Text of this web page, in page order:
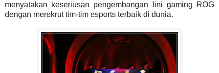
menyatakan keseriusan pengembangan lini gaming ROG
dengan merekrut tim-tim esports terbaik di dunia.